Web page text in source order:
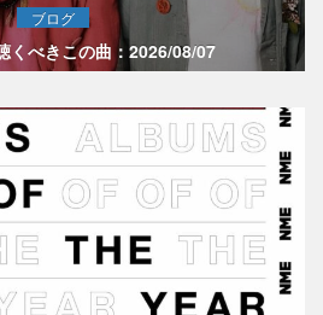
ブログ
くべきこの曲：2026/08/07